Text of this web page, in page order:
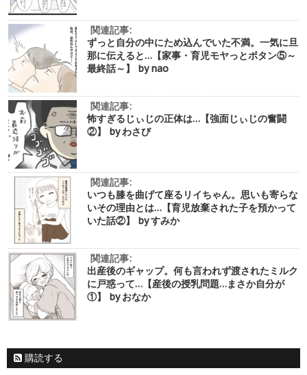
関連記事:
ずっと自分の中にため込んでいた不満。一気に旦
那に伝えると…【家事・育児モヤっとボタン⑤～
最終話～】 by nao
関連記事:
怖すぎるじぃじの正体は…【強面じぃじの奮闘
②】 by わさび
関連記事:
いつも膝を曲げて座るリイちゃん。思いも寄らな
いその理由とは…【育児放棄された子を預かって
いた話②】 by すみか
関連記事:
出産後のギャップ。何も言われず渡されたミルク
に戸惑って…【産後の授乳問題…まさか自分が
①】 by おなか
購読する